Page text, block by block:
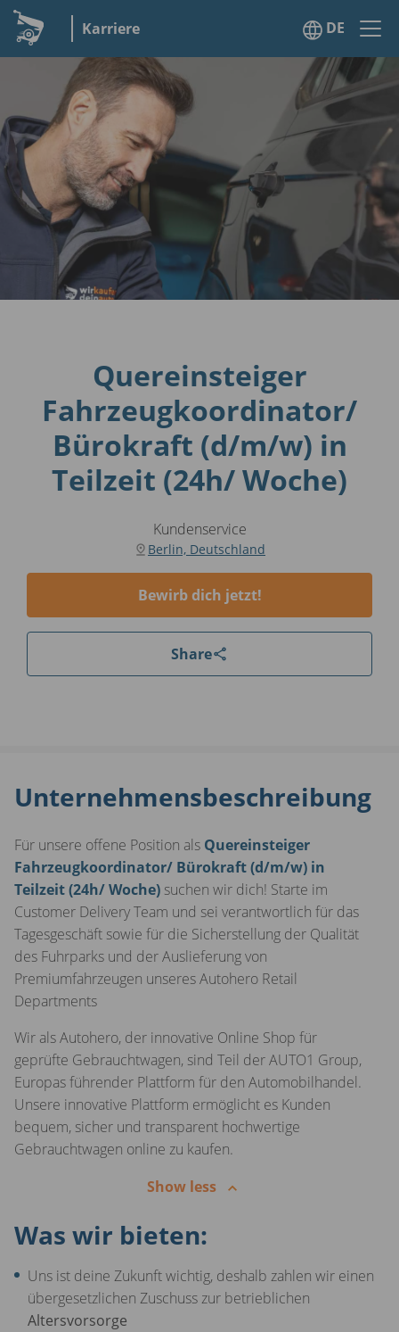
Karriere DE
Quereinsteiger
Fahrzeugkoordinator/
Bürokraft (d/m/w) in
Teilzeit (24h/ Woche)
Kundenservice
Berlin, Deutschland
Bewirb dich jetzt!
Share
Unternehmensbeschreibung
Für unsere offene Position als Quereinsteiger
Fahrzeugkoordinator/ Bürokraft (d/m/w) in
Teilzeit (24h/ Woche) suchen wir dich! Starte im
Customer Delivery Team und sei verantwortlich für das
Tagesgeschäft sowie für die Sicherstellung der Qualität
des Fuhrparks und der Auslieferung von
Premiumfahrzeugen unseres Autohero Retail
Departments
Wir als Autohero, der innovative Online Shop für
geprüfte Gebrauchtwagen, sind Teil der AUTO1 Group,
Europas führender Plattform für den Automobilhandel.
Unsere innovative Plattform ermöglicht es Kunden
bequem, sicher und transparent hochwertige
Gebrauchtwagen online zu kaufen.
Show less
Was wir bieten:
Uns ist deine Zukunft wichtig, deshalb zahlen wir einen
übergesetzlichen Zuschuss zur betrieblichen
Altersvorsorge